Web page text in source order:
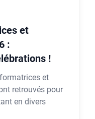
et
:
!
et
retrouvés pour
en divers